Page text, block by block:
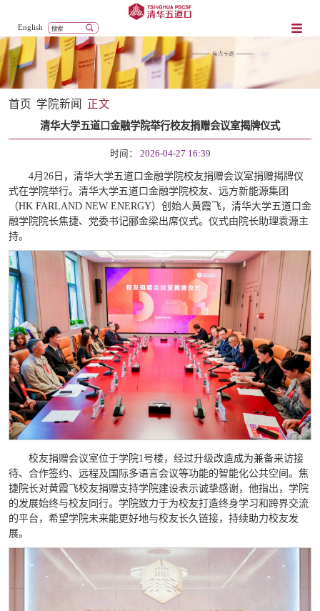
English
首页 学院新闻 正文
清华大学五道口金融学院举行校友捐赠会议室揭牌仪式
时间： 2026-04-27 16:39
4月26日，清华大学五道口金融学院校友捐赠会议室捐赠揭牌仪
式在学院举行。清华大学五道口金融学院校友、远方新能源集团
（HK FARLAND NEW ENERGY）创始人黄霞飞，清华大学五道口金
融学院院长焦捷、党委书记郦金梁出席仪式。仪式由院长助理袁源主
持。
校友捐赠会议室位于学院1号楼，经过升级改造成为兼备来访接
待、合作签约、远程及国际多语言会议等功能的智能化公共空间。焦
捷院长对黄霞飞校友捐赠支持学院建设表示诚挚感谢，他指出，学院
的发展始终与校友同行。学院致力于为校友打造终身学习和跨界交流
的平台，希望学院未来能更好地与校友长久链接，持续助力校友发
展。